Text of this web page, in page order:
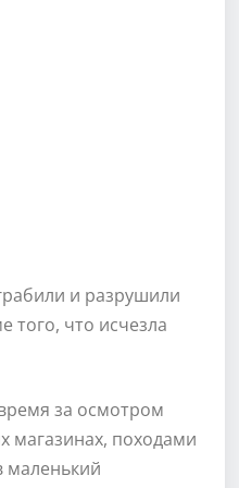
и разрушили
того, что исчезла
за осмотром
магазинах, походами
маленький